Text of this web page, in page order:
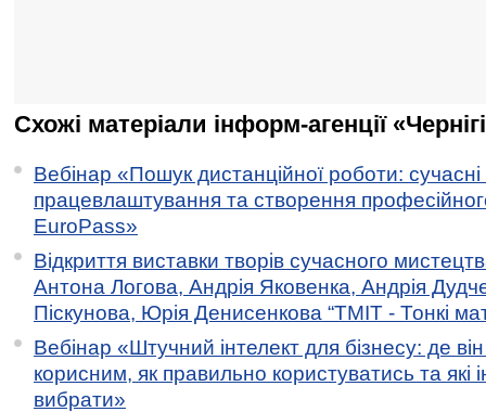
Схожі матеріали інформ-агенції
Вебінар «Пошук дистанційної роботи:
працевлаштування та створення
EuroPass»
Відкриття виставки творів сучасного
Антона Логова, Андрія Яковенка, Андрія
Піскунова, Юрія Денисенкова “ТМІТ - Тонкі
Вебінар «Штучний інтелект для бізнесу: де
корисним, як правильно користуватись та які
вибрати»